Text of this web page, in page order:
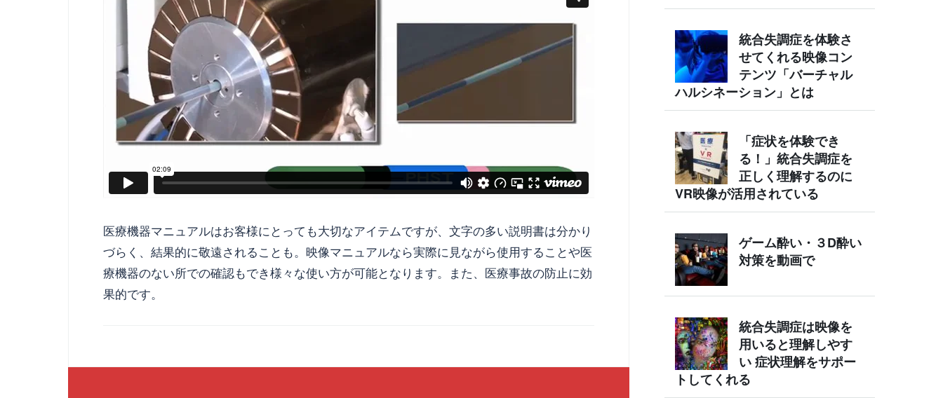
医療機器マニュアルはお客様にとっても大切なアイテムですが、文字の多い説明書は分かり
づらく、結果的に敬遠されることも。映像マニュアルなら実際に見ながら使用することや医
療機器のない所での確認もでき様々な使い方が可能となります。また、医療事故の防止に効
果的です。
統合失調症を体験さ
せてくれる映像コン
テンツ「バーチャル
ハルシネーション」とは
「症状を体験でき
る！」統合失調症を
正しく理解するのに
VR映像が活用されている
ゲーム酔い・３D酔い
対策を動画で
統合失調症は映像を
用いると理解しやす
い 症状理解をサポー
トしてくれる